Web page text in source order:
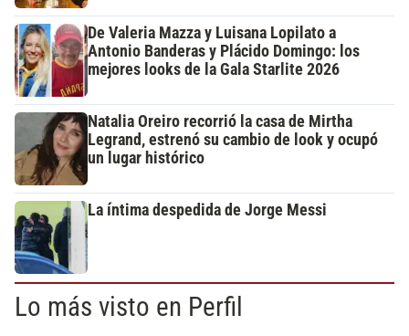
De Valeria Mazza y Luisana Lopilato a
Antonio Banderas y Plácido Domingo: los
mejores looks de la Gala Starlite 2026
Natalia Oreiro recorrió la casa de Mirtha
Legrand, estrenó su cambio de look y ocupó
un lugar histórico
La íntima despedida de Jorge Messi
Lo más visto en Perfil